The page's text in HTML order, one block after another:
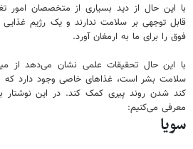
با این حال از دید بسیاری از متخصصان امور
قابل توجهی بر سلامت ندارند و یک رژیم
فوق را برای ما به ارمغان آورد.
با این حال تحقیقات علمی نشان می‌دهد از
سلامت بشر است، غذاهای خاصی وجود دارد که
کند شدن روند پیری کمک کند. در این نوشتار
معرفی می‌کنیم:
سویا